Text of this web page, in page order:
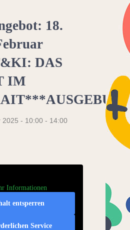
18.
DAS
IM
2025 - 10:00 - 14:00
Informationen
entsperren
Service